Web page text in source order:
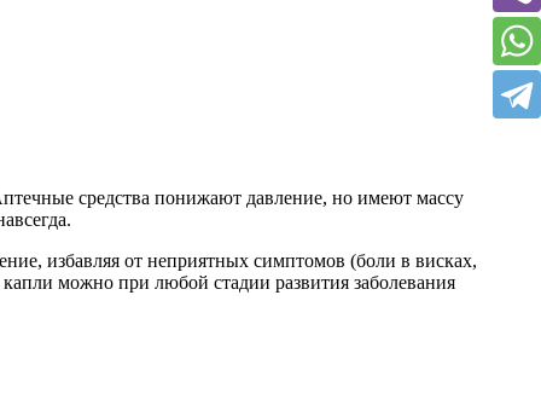
средства понижают давление, но имеют массу
избавляя от неприятных симптомов (боли в висках,
можно при любой стадии развития заболевания